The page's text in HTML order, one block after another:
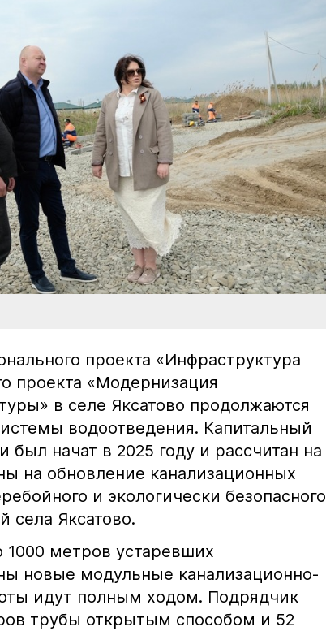
проекта «Инфраструктура
проекта «Модернизация
в селе Яксатово продолжаются
водоотведения. Капитальный
был начат в 2025 году и рассчитан на
на обновление канализационных
и экологически безопасного
села Яксатово.
1000 метров устаревших
новые модульные канализационно-
идут полным ходом. Подрядчик
трубы открытым способом и 52